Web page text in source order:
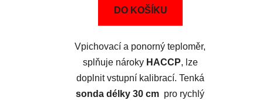
DO KOŠÍKU
Vpichovací a ponorný teploměr,
splňuje nároky HACCP, lze
doplnit vstupní kalibrací. Tenká
sonda délky 30 cm pro rychlý